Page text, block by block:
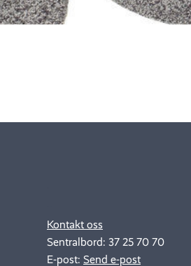
Kontakt oss
Sentralbord: 37 25 70 70
E-post: Send e-post